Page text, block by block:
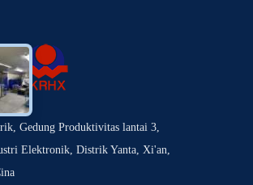
Gedung Produktivitas lantai 3,
Elektronik, Distrik Yanta, Xi'an,